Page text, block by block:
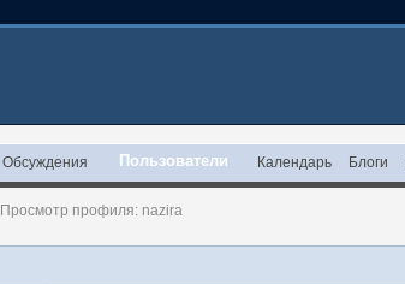
Обсуждения Пользователи Календарь Блоги
Просмотр профиля: nazira